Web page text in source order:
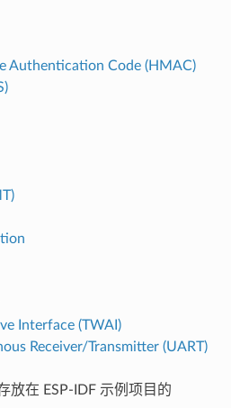
Authentication Code (HMAC)
Interface (TWAI)
Receiver/Transmitter (UART)
放在 ESP-IDF 示例项目的